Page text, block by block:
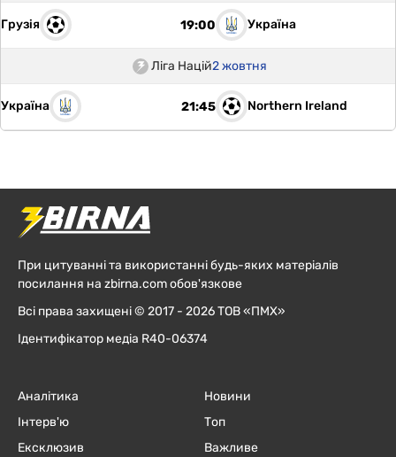
Грузія 19:00 Україна
Ліга Націй2 жовтня
Україна 21:45 Northern Ireland
При цитуванні та використанні будь-яких матеріалів
посилання на zbirna.com обов'язкове
Всі права захищені © 2017 - 2026 ТОВ «ПМХ»
Ідентифікатор медіа R40-06374
Аналітика
Інтерв'ю
Ексклюзив
Новини
Топ
Важливе